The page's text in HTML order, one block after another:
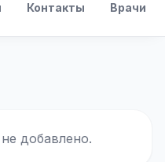
Контакты Врачи
добавлено.